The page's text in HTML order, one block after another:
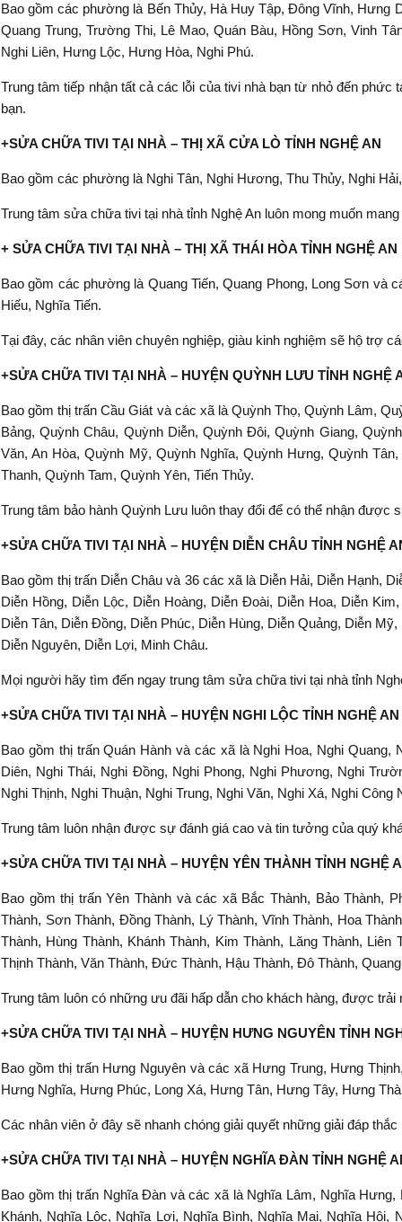
Bao gồm các phường là Bến Thủy, Hà Huy Tập, Đông Vĩnh,
Quang Trung, Trường Thi, Lê Mao, Quán Bàu, Hồng Sơn, Vinh
Nghi Liên, Hưng Lộc, Hưng Hòa, Nghi Phú.
Trung tâm tiếp nhận tất cả các lỗi của tivi nhà bạn từ nhỏ đến
bạn.
+SỬA CHỮA TIVI TẠI NHÀ – THỊ XÃ CỬA LÒ TỈNH NGHỆ AN
Bao gồm các phường là Nghi Tân, Nghi Hương, Thu Thủy, Nghi
Trung tâm sửa chữa tivi tại nhà tỉnh Nghệ An luôn mong muốn
+ SỬA CHỮA TIVI TẠI NHÀ – THỊ XÃ THÁI HÒA TỈNH NGHỆ AN
Bao gồm các phường là Quang Tiến, Quang Phong, Long Sơn và
Hiếu, Nghĩa Tiến.
Tại đây, các nhân viên chuyên nghiệp, giàu kinh nghiệm sẽ hộ trợ
+SỬA CHỮA TIVI TẠI NHÀ – HUYỆN QUỲNH LƯU TỈNH NGHỆ
Bao gồm thị trấn Cầu Giát và các xã là Quỳnh Thọ, Quỳnh Lâm,
Bảng, Quỳnh Châu, Quỳnh Diễn, Quỳnh Đôi, Quỳnh Giang,
Văn, An Hòa, Quỳnh Mỹ, Quỳnh Nghĩa, Quỳnh Hưng, Quỳnh
Thanh, Quỳnh Tam, Quỳnh Yên, Tiến Thủy.
Trung tâm bảo hành Quỳnh Lưu luôn thay đổi để có thể nhận
+SỬA CHỮA TIVI TẠI NHÀ – HUYỆN DIỄN CHÂU TỈNH NGHỆ
Bao gồm thị trấn Diễn Châu và 36 các xã là Diễn Hải, Diễn Hạnh,
Diễn Hồng, Diễn Lộc, Diễn Hoàng, Diễn Đoài, Diễn Hoa, Diễn
Diễn Tân, Diễn Đồng, Diễn Phúc, Diễn Hùng, Diễn Quảng, Diễn
Diễn Nguyên, Diễn Lợi, Minh Châu.
Mọi người hãy tìm đến ngay trung tâm sửa chữa tivi tại nhà tỉnh
+SỬA CHỮA TIVI TẠI NHÀ – HUYỆN NGHI LỘC TỈNH NGHỆ AN
Bao gồm thị trấn Quán Hành và các xã là Nghi Hoa, Nghi
Diên, Nghi Thái, Nghi Đồng, Nghi Phong, Nghi Phương, Nghi
Nghi Thịnh, Nghi Thuận, Nghi Trung, Nghi Văn, Nghi Xá, Nghi
Trung tâm luôn nhận được sự đánh giá cao và tin tưởng của quý
+SỬA CHỮA TIVI TẠI NHÀ – HUYỆN YÊN THÀNH TỈNH NGHỆ
Bao gồm thị trấn Yên Thành và các xã Bắc Thành, Bảo Thành,
Thành, Sơn Thành, Đồng Thành, Lý Thành, Vĩnh Thành, Hoa
Thành, Hùng Thành, Khánh Thành, Kim Thành, Lăng Thành,
Thịnh Thành, Văn Thành, Đức Thành, Hậu Thành, Đô Thành,
Trung tâm luôn có những ưu đãi hấp dẫn cho khách hàng, được
+SỬA CHỮA TIVI TẠI NHÀ – HUYỆN HƯNG NGUYÊN TỈNH
Bao gồm thị trấn Hưng Nguyên và các xã Hưng Trung, Hưng
Hưng Nghĩa, Hưng Phúc, Long Xá, Hưng Tân, Hưng Tây, Hưng
Các nhân viên ở đây sẽ nhanh chóng giải quyết những giải đáp
+SỬA CHỮA TIVI TẠI NHÀ – HUYỆN NGHĨA ĐÀN TỈNH NGHỆ
Bao gồm thị trấn Nghĩa Đàn và các xã là Nghĩa Lâm, Nghĩa
Khánh, Nghĩa Lộc, Nghĩa Lợi, Nghĩa Bình, Nghĩa Mai, Nghĩa